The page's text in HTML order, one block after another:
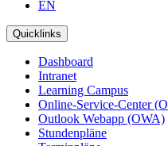
EN
Quicklinks
Dashboard
Intranet
Learning Campus
Online-Service-Center
Outlook Webapp (OWA)
Stundenpläne